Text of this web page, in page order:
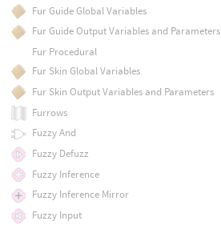
Fur Guide Global Variables
Fur Guide Output Variables and Parameters
Fur Procedural
Fur Skin Global Variables
Fur Skin Output Variables and Parameters
Furrows
Fuzzy And
Fuzzy Defuzz
Fuzzy Inference
Fuzzy Inference Mirror
Fuzzy Input